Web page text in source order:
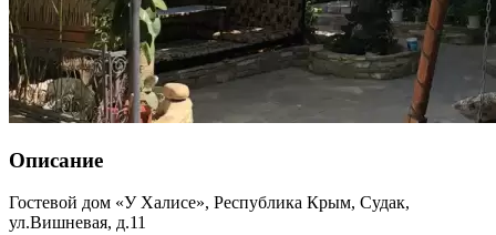
Описание
Гостевой дом «У Халисе», Республика Крым, Судак,
ул.Вишневая, д.11